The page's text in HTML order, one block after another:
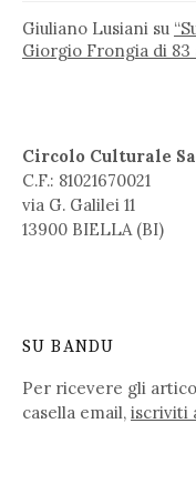
Giuliano Lusiani su
Giorgio Frongia di 83
Circolo Culturale
C.F.: 81021670021
via G. Galilei 11
13900 BIELLA (BI)
SU BANDU
Per ricevere gli
casella email, iscriviti